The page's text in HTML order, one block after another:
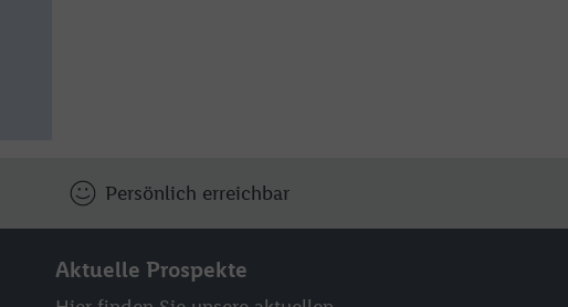
Persönlich erreichbar
Aktuelle Prospekte